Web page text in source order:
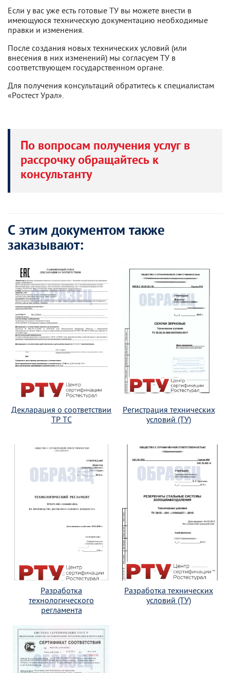
Если у вас уже есть готовые ТУ вы можете внести в
имеющуюся техническую документацию необходимые
правки и изменения.
После создания новых технических условий (или
внесения в них изменений) мы согласуем ТУ в
соответствующем государственном органе.
Для получения консультаций обратитесь к специалистам
«Ростест Урал».
По вопросам получения услуг в
рассрочку обращайтесь к
консультанту
С этим документом также
заказывают:
Декларация о соответствии
ТР ТС
Регистрация технических
условий (ТУ)
Разработка
технологического
регламента
Разработка технических
условий (ТУ)